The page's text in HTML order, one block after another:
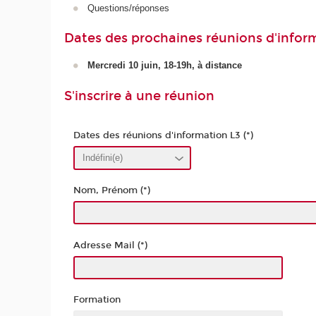
Questions/réponses
Dates des prochaines réunions
Mercredi 10 juin, 18-19h, à distance
S'inscrire à une réunion
Dates des réunions d'information L3 (*)
Nom, Prénom (*)
Adresse Mail (*)
Formation